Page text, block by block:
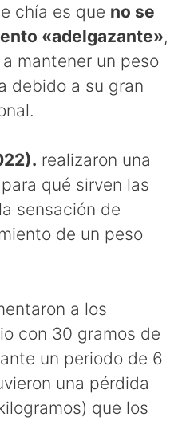
chía es que no se
«adelgazante»,
mantener un peso
debido a su gran
realizaron una
qué sirven las
sensación de
de un peso
a los
con 30 gramos de
un periodo de 6
una pérdida
que los